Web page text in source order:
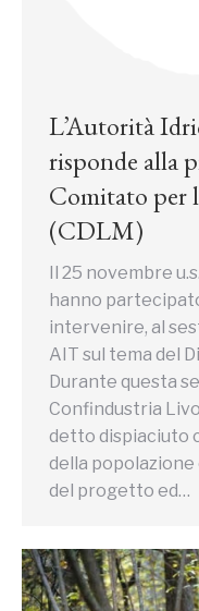
L’Autorità
risponde alla
Comitato per
(CDLM)
Il 25 novembre
hanno
intervenire, al
AIT sul tema del
Durante questa
Confindustria
detto dispiaciuto
della
del progetto ed…